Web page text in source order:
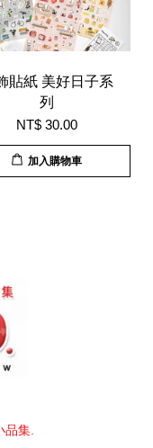
貼紙 美好日子系
列
NT$ 30.00
加入購物車
集.